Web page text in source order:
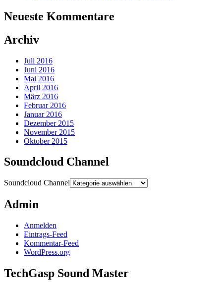
Neueste Kommentare
Archiv
Juli 2016
Juni 2016
Mai 2016
April 2016
März 2016
Februar 2016
Januar 2016
Dezember 2015
November 2015
Oktober 2015
Soundcloud Channel
Soundcloud Channel
Admin
Anmelden
Eintrags-Feed
Kommentar-Feed
WordPress.org
TechGasp Sound Master